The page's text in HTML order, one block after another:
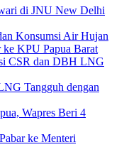
di JNU New Delhi
Konsumsi Air Hujan
KPU Papua Barat
CSR dan DBH LNG
Tangguh dengan
Wapres Beri 4
ke Menteri